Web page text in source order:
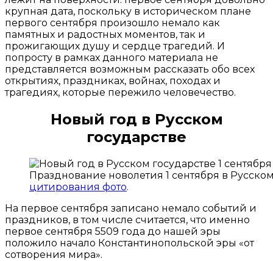
крупная дата, поскольку в историческом плане
первого сентября произошло немало как
памятных и радостных моментов, так и
прожигающих душу и сердце трагедий. И
попросту в рамках данного материала не
представляется возможным рассказать обо всех
открытиях, праздниках, войнах, походах и
трагедиях, которые пережило человечество.
Новый год в Русском
государстве
Празднование новолетия 1 сентября в
цитирования фото.
На первое сентября записано немало событий и
праздников, в том числе считается, что именно
первое сентября 5509 года до нашей эры
положило начало Константинопольской эры «от
сотворения мира».